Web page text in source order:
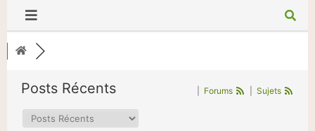
Posts Récents Forums Sujets